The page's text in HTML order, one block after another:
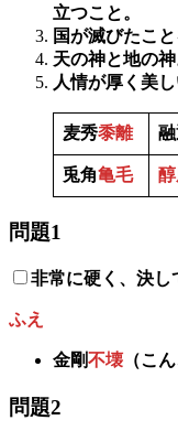
立つこと。
国が滅びたこ
天の神と地の
人情が厚く美
麦秀黍離
兎角亀毛
問題1
非常に硬く、決し
ふえ
金剛不壊（こん
問題2